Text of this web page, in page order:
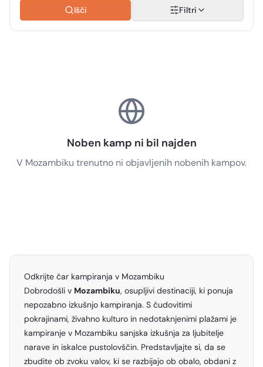
Išči Filtri
Noben kamp ni bil najden
V Mozambiku trenutno ni objavljenih nobenih kampov.
Odkrijte čar kampiranja v Mozambiku
Dobrodošli v Mozambiku, osupljivi destinaciji, ki ponuja
nepozabno izkušnjo kampiranja. S čudovitimi
pokrajinami, živahno kulturo in nedotaknjenimi plažami je
kampiranje v Mozambiku sanjska izkušnja za ljubitelje
narave in iskalce pustolovščin. Predstavljajte si, da se
zbudite ob zvoku valov, ki se razbijajo ob obalo, obdani z